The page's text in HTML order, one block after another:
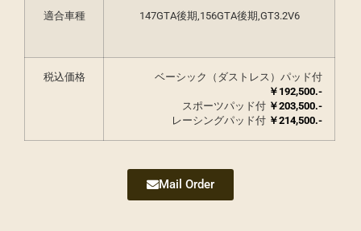
適合車種 147GTA後期,156GTA後期,GT3.2V6
税込価格
ベーシック（ダストレス）パッド付
￥ 192,500.-
スポーツパッド付 ￥203,500.-
レーシングパッド付 ￥214,500.-
Mail Order